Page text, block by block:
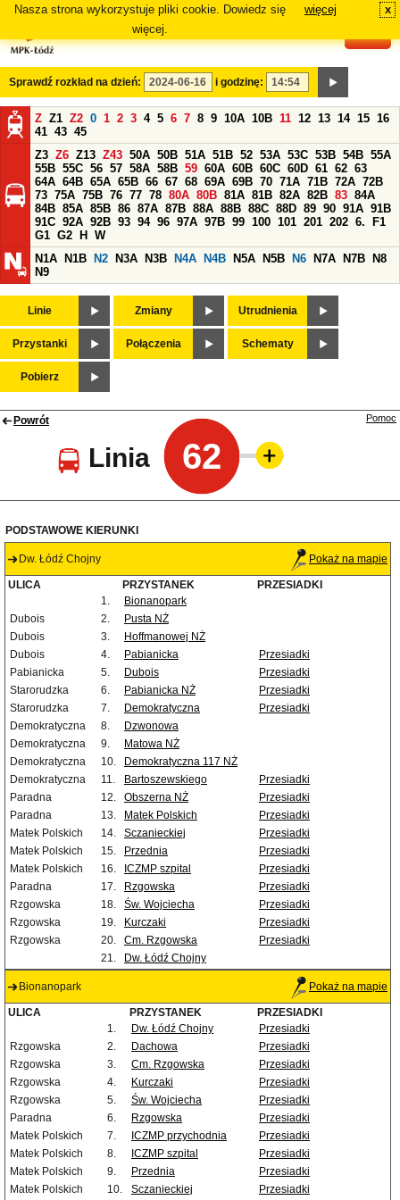
Nasza strona wykorzystuje pliki cookie. Dowiedz się
więcej.
więcej x
Sprawdź rozkład na dzień: i godzinę:
Z Z1 Z2 0 1 2 3 4 5 6 7 8 9 10A 10B 11 12 13 14 15 16
41 43 45
Z3 Z6 Z13 Z43 50A 50B 51A 51B 52 53A 53C 53B 54B 55A
55B 55C 56 57 58A 58B 59 60A 60B 60C 60D 61 62 63
64A 64B 65A 65B 66 67 68 69A 69B 70 71A 71B 72A 72B
73 75A 75B 76 77 78 80A 80B 81A 81B 82A 82B 83 84A
84B 85A 85B 86 87A 87B 88A 88B 88C 88D 89 90 91A 91B
91C 92A 92B 93 94 96 97A 97B 99 100 101 201 202 6.
F1
G1 G2 H
W
N1A
N1B N2 N3A N3B N4A N4B N5A N5B N6 N7A N7B
N8
N9
Linie Zmiany Utrudnienia
Przystanki Połączenia Schematy
Pobierz
Powrót
Linia 62
Pomoc
PODSTAWOWE KIERUNKI
Dw. Łódź Chojny Pokaż na mapie
ULICA PRZYSTANEK
PRZESIADKI
1.
Bionanopark
Dubois
2.
Pusta NŻ
Dubois
3.
Hoffmanowej NŻ
Dubois
4. Pabianicka
Przesiadki
Pabianicka
5. Dubois
Przesiadki
Starorudzka
6. Pabianicka NŻ
Przesiadki
Starorudzka
7. Demokratyczna
Przesiadki
Demokratyczna
8.
Dzwonowa
Demokratyczna
9.
Matowa NŻ
Demokratyczna
10.
Demokratyczna 117 NŻ
Demokratyczna
11. Bartoszewskiego
Przesiadki
Paradna
12. Obszerna NŻ
Przesiadki
Paradna
13. Matek Polskich
Przesiadki
Matek Polskich
14. Sczanieckiej
Przesiadki
Matek Polskich
15. Przednia
Przesiadki
Matek Polskich
16. ICZMP szpital
Przesiadki
Paradna
17. Rzgowska
Przesiadki
Rzgowska
18. Św. Wojciecha
Przesiadki
Rzgowska
19. Kurczaki
Przesiadki
Rzgowska
20. Cm. Rzgowska
Przesiadki
21.
Dw. Łódź Chojny
Bionanopark Pokaż na mapie
ULICA PRZYSTANEK
PRZESIADKI
1.
Dw. Łódź Chojny
Przesiadki
Rzgowska
2. Dachowa
Przesiadki
Rzgowska
3. Cm. Rzgowska
Przesiadki
Rzgowska
4. Kurczaki
Przesiadki
Rzgowska
5. Św. Wojciecha
Przesiadki
Paradna
6. Rzgowska
Przesiadki
Matek Polskich
7. ICZMP przychodnia
Przesiadki
Matek Polskich
8. ICZMP szpital
Przesiadki
Matek Polskich
9. Przednia
Przesiadki
Matek Polskich
10. Sczanieckiej Przesiadki